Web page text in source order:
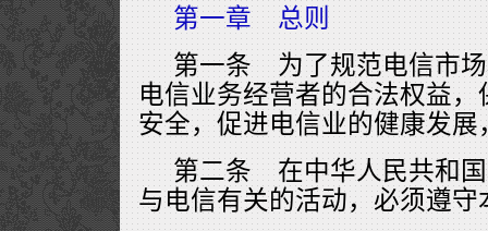
第一章 总则
第一条 为了规范电信市
电信业务经营者的合法权益
安全，促进电信业的健康发展
第二条 在中华人民共和
与电信有关的活动，必须遵守